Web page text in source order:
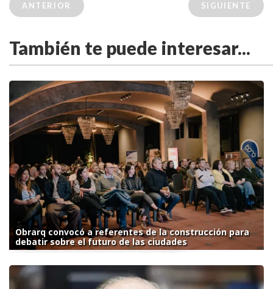
ANTERIOR SIGUIENTE
También te puede interesar...
Obrarq convocó a referentes de la construcción para
debatir sobre el futuro de las ciudades